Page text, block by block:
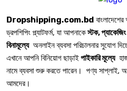
Dropshipping.com.bd
ড্রপশিপিং প্ল্যাটফর্ম, যা আপনাকেস্টক, প্যাকেজিং
বিনামূল্যেঅনলাইন ব্যবসা পরিচালনার সুযোগ
এখানে আপনি বিনিয়োগ ছাড়াই পাইকারি মূল্যে
নামে ব্যবসা শুরু করতে পারেন। পণ্য সাপ্লাই,
আমদের।